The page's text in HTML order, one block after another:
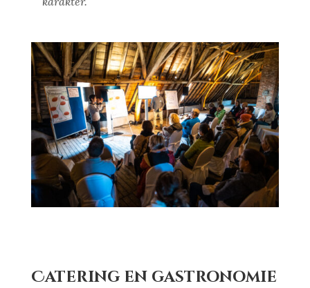
Catering en gastronomie